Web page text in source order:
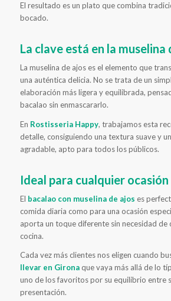
El resultado es un plato que combina
bocado.
La clave está en la muselina
La muselina de ajos es el elemento que
una auténtica delicia. No se trata de un
elaboración más ligera y equilibrada,
bacalao sin enmascararlo.
En Rostisseria Happy, trabajamos esta
detalle, consiguiendo una textura suave y
agradable, apto para todos los públicos.
Ideal para cualquier ocasión
El bacalao con muselina de ajos es
comida diaria como para una ocasión
aporta un toque diferente sin necesidad de
cocina.
Cada vez más clientes nos eligen cuando
llevar en Gironaque vaya más allá de lo
uno de los favoritos por su equilibrio entre
presentación.